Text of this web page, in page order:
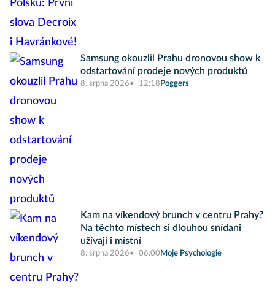
Samsung okouzlil Prahu dronovou show k
odstartování prodeje nových produktů
8. srpna 2026 12:18 Poggers
Kam na víkendový brunch v centru Prahy?
Na těchto místech si dlouhou snídani
užívají i místní
8. srpna 2026 06:00 Moje Psychologie